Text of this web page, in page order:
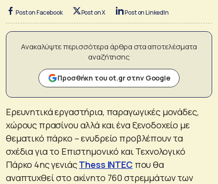
Post on Facebook Post on X Post on LinkedIn
Ανακαλύψτε περισσότερα άρθρα στα αποτελέσματα
αναζήτησης
Προσθήκη του ot.gr στην Google
Ερευνητικά εργαστήρια, παραγωγικές μονάδες,
χώρους πρασίνου αλλά και ένα ξενοδοχείο με
θεματικό πάρκο – ενυδρείο προβλέπουν τα
σχέδια για το Επιστημονικό και Τεχνολογικό
Πάρκο 4ης γενιάςThess INTEC που θα
αναπτυχθεί στο ακίνητο 760 στρεμμάτων των